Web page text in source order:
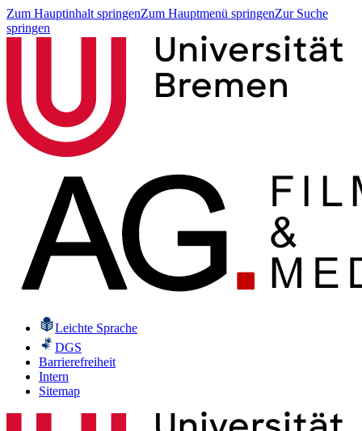
Zum Hauptinhalt springenZum Hauptmenü springenZur Suche
springen
Leichte Sprache
DGS
Barrierefreiheit
Intern
Sitemap